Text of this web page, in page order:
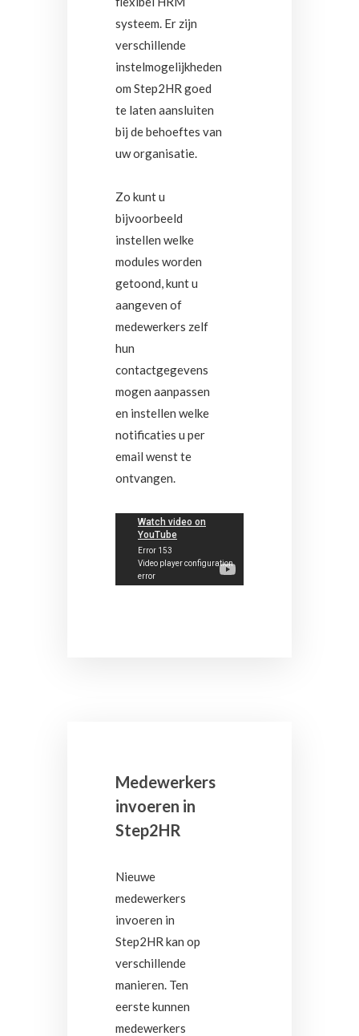
systeem. Er zijn
verschillende
instelmogelijkheden
om Step2HR goed
te laten aansluiten
bij de behoeftes van
uw organisatie.
Zo kunt u
bijvoorbeeld
instellen welke
modules worden
getoond, kunt u
aangeven of
medewerkers zelf
hun
contactgegevens
mogen aanpassen
en instellen welke
notificaties u per
email wenst te
ontvangen.
Medewerkers
invoeren in
Step2HR
Nieuwe
medewerkers
invoeren in
Step2HR kan op
verschillende
manieren. Ten
eerste kunnen
medewerkers